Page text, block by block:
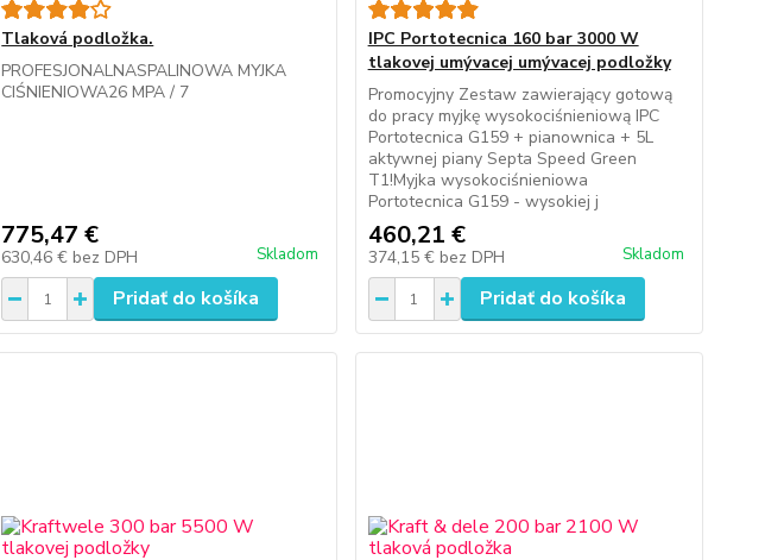
Tlaková podložka.
PROFESJONALNASPALINOWA MYJKA
CIŚNIENIOWA26 MPA / 7
775,47 €
630,46 € bez DPH Skladom
Pridať do košíka
IPC Portotecnica 160 bar 3000 W
tlakovej umývacej umývacej podložky
Promocyjny Zestaw zawierający gotową
do pracy myjkę wysokociśnieniową IPC
Portotecnica G159 + pianownica + 5L
aktywnej piany Septa Speed Green
T1!Myjka wysokociśnieniowa
Portotecnica G159 - wysokiej j
460,21 €
374,15 € bez DPH Skladom
Pridať do košíka